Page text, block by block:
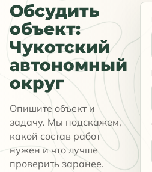
Обсудить
объект:
Чукотский
автономный
округ
Опишите объект и
задачу. Мы подскажем,
какой состав работ
нужен и что лучше
проверить заранее.